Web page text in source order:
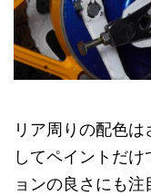
リア周りの配色
してペイントだ
ョンの良さにも注